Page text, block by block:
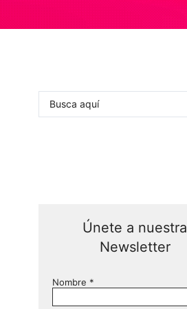
Únete a nuestra
Newsletter
Nombre *